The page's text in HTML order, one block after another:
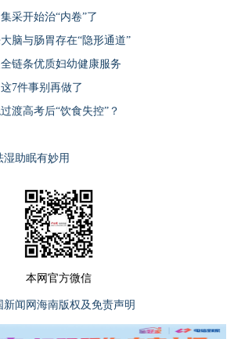
采开始治“内卷”了
脑与肠胃存在“隐形通道”
链条优质妇幼健康服务
7件事别再做了
渡高考后“饮食失控”？
助眠有妙用
本网官方微信
新闻网海南版权及免责声明